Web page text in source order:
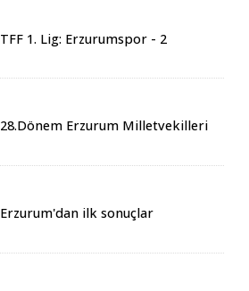
TFF 1. Lig: Erzurumspor - 2
28.Dönem Erzurum Milletvekilleri
Erzurum'dan ilk sonuçlar